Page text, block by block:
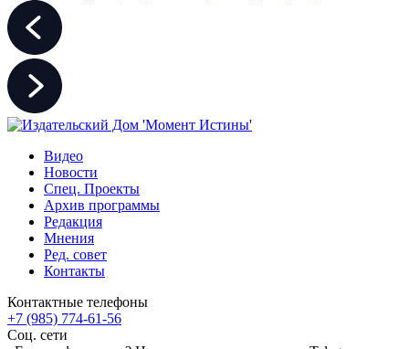
Видео
Новости
Спец. Проекты
Архив программы
Редакция
Мнения
Ред. совет
Контакты
Контактные телефоны
+7 (985) 774-61-56
Соц. сети